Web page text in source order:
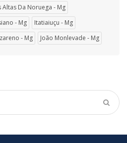
Altas Da Noruega - Mg
- Mg
Itatiaiuçu - Mg
- Mg João Monlevade - Mg